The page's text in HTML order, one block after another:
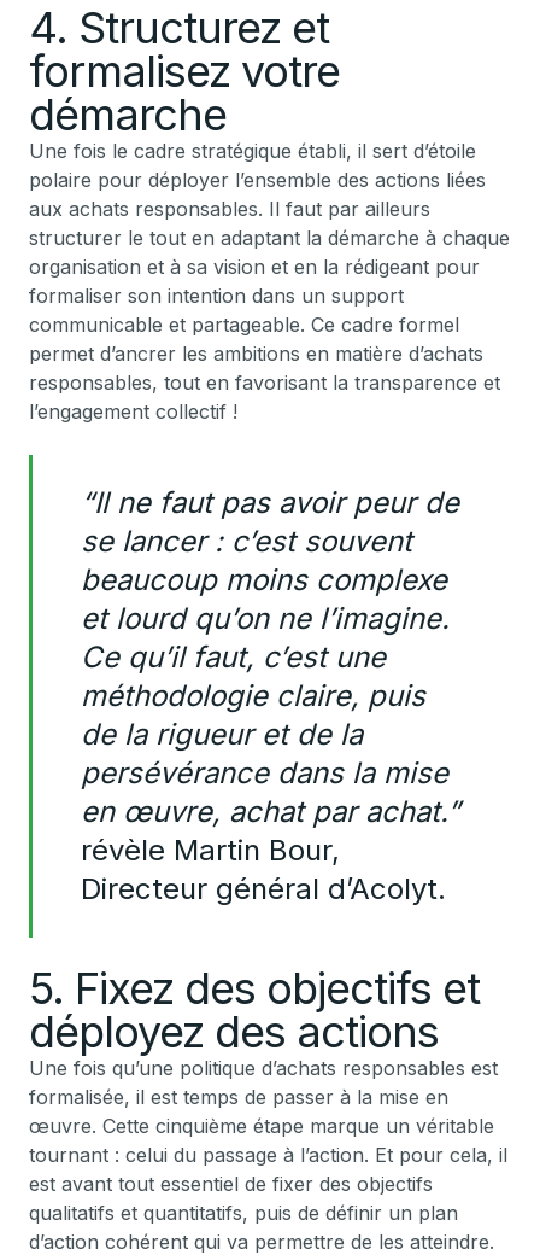
4. Structurez et
formalisez votre
démarche
Une fois le cadre stratégique établi, il sert d’étoile
polaire pour déployer l’ensemble des actions liées
aux achats responsables. Il faut par ailleurs
structurer le tout en adaptant la démarche à chaque
organisation et à sa vision et en la rédigeant pour
formaliser son intention dans un support
communicable et partageable. Ce cadre formel
permet d’ancrer les ambitions en matière d’achats
responsables, tout en favorisant la transparence et
l’engagement collectif !
“Il ne faut pas avoir peur de
se lancer : c’est souvent
beaucoup moins complexe
et lourd qu’on ne l’imagine.
Ce qu’il faut, c’est une
méthodologie claire, puis
de la rigueur et de la
persévérance dans la mise
en œuvre, achat par achat.”
révèle Martin Bour,
Directeur général d’Acolyt.
5. Fixez des objectifs et
déployez des actions
Une fois qu’une politique d’achats responsables est
formalisée, il est temps de passer à la mise en
œuvre. Cette cinquième étape marque un véritable
tournant : celui du passage à l’action. Et pour cela, il
est avant tout essentiel de fixer des objectifs
qualitatifs et quantitatifs, puis de définir un plan
d’action cohérent qui va permettre de les atteindre.